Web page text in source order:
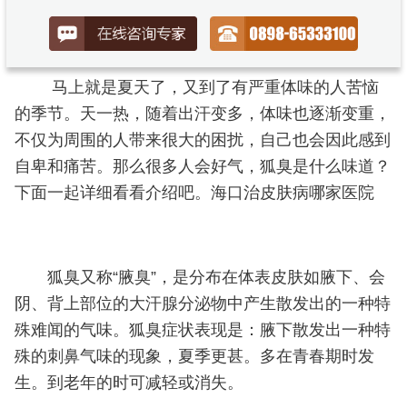
马上就是夏天了，又到了有严重体味的人苦恼
的季节。天一热，随着出汗变多，体味也逐渐变重，
不仅为周围的人带来很大的困扰，自己也会因此感到
自卑和痛苦。那么很多人会好气，狐臭是什么味道？
下面一起详细看看介绍吧。海口治皮肤病哪家医院
狐臭又称“腋臭”，是分布在体表皮肤如腋下、会
阴、背上部位的大汗腺分泌物中产生散发出的一种特
殊难闻的气味。狐臭症状表现是：腋下散发出一种特
殊的刺鼻气味的现象，夏季更甚。多在青春期时发
生。到老年的时可减轻或消失。